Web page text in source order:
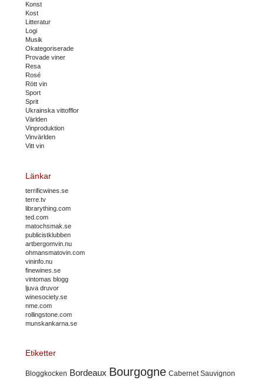
Konst
Kost
Litteratur
Logi
Musik
Okategoriserade
Provade viner
Resa
Rosé
Rött vin
Sport
Sprit
Ukrainska vittofflor
Världen
Vinproduktion
Vinvärlden
Vitt vin
Länkar
terrificwines.se
terre.tv
librarything.com
ted.com
matochsmak.se
publicistklubben
artbergomvin.nu
ohmansmatovin.com
vininfo.nu
finewines.se
vintomas blogg
ljuva druvor
winesociety.se
nme.com
rollingstone.com
munskankarna.se
Etiketter
Bloggkocken Bordeaux Bourgogne Cabernet Sauvignon